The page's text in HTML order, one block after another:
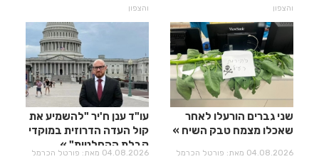
והצפון
והצפון
שני גברים הורעלו לאחר
שאכלו מצמח טבק השיח
04.08.2026 מאת: פורטל הכרמל
עו"ד ענן ח'יר "להשמיע את
קול העדה הדרוזית במוקדי
קבלת ההחלטות"
04.08.2026 מאת: פורטל הכרמל